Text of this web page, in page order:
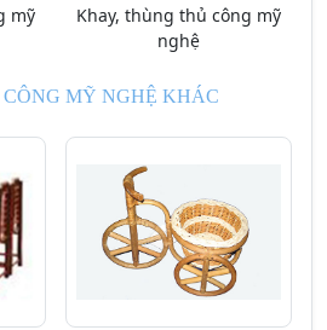
mỹ
Khay, thùng thủ công mỹ
nghệ
MỸ NGHỆ KHÁC